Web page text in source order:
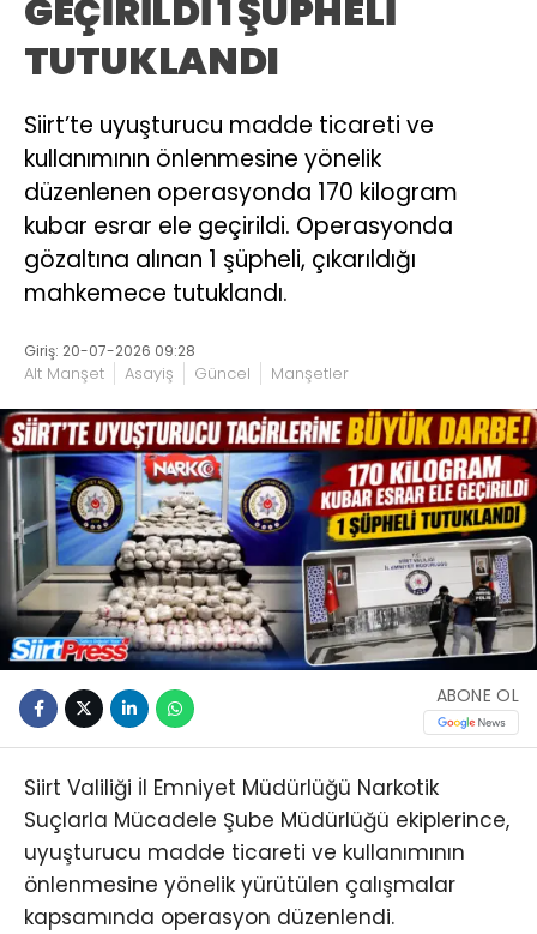
GEÇİRİLDİ 1 ŞÜPHELİ
TUTUKLANDI
Siirt’te uyuşturucu madde ticareti ve
kullanımının önlenmesine yönelik
düzenlenen operasyonda 170 kilogram
kubar esrar ele geçirildi. Operasyonda
gözaltına alınan 1 şüpheli, çıkarıldığı
mahkemece tutuklandı.
Giriş: 20-07-2026 09:28
Alt Manşet Asayiş Güncel Manşetler
ABONE OL
Siirt Valiliği İl Emniyet Müdürlüğü Narkotik
Suçlarla Mücadele Şube Müdürlüğü ekiplerince,
uyuşturucu madde ticareti ve kullanımının
önlenmesine yönelik yürütülen çalışmalar
kapsamında operasyon düzenlendi.